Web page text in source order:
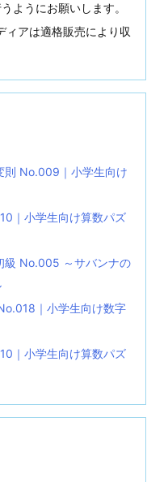
ようにお願いします。
アは適格販売により収
則 No.009｜小学生向け
｜小学生向け算数パズ
級 No.005 ～サバンナの
｜小学生向け数字
｜小学生向け算数パズ